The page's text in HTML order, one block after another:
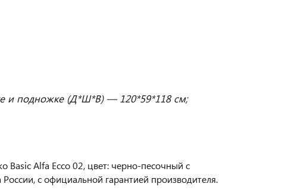
и подножке (Д*Ш*В) — 120*59*118 см;
Alfa Ecco 02, цвет: черно-песочный с
с официальной гарантией производителя.